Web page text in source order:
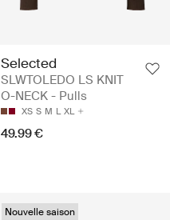
Selected
SLWTOLEDO LS KNIT
O-NECK - Pulls
XS S M L XL
49.99 €
Nouvelle saison